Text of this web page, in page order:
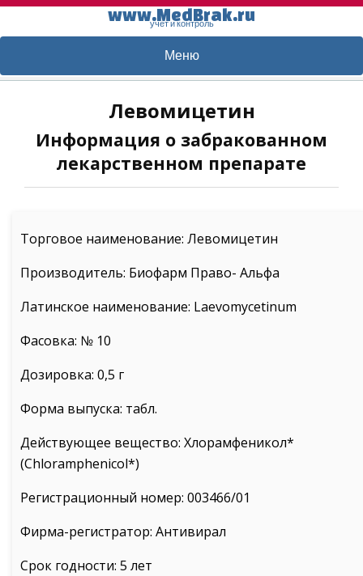
www.MedBrak.ru
учет и контроль
Меню
Левомицетин
Информация о забракованном
лекарственном препарате
Торговое наименование: Левомицетин
Производитель: Биофарм Право- Альфа
Латинское наименование: Laevomycetinum
Фасовка: № 10
Дозировка: 0,5 г
Форма выпуска: табл.
Действующее вещество: Хлорамфеникол*
(Chloramphenicol*)
Регистрационный номер: 003466/01
Фирма-регистратор: Антивирал
Срок годности: 5 лет